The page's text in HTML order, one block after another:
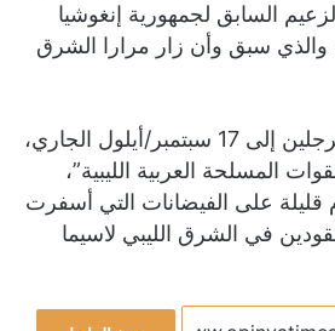
السابق لجمهورية إنغوشيا
والذي سبق وأن زار مرارا الشرق
ويعود آخر لقاء جمع الرجلين إلى 17 سبتمبر/أيلول الجاري،
المسلحة العربية الليبية”،
قليلة على الفيضانات التي أسفرت
في الشرق الليبي لاسيما